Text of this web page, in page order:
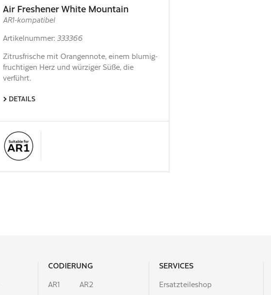
Air Freshener White Mountain
AR1-kompatibel
Artikelnummer:333366
Zitrusfrische mit Orangennote, einem blumig-
fruchtigen Herz und würziger Süße, die
verführt.
DETAILS
CODIERUNG
AR1
AR2
SERVICES
Ersatzteileshop